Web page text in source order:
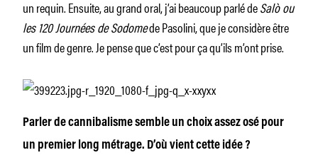
un requin. Ensuite, au grand oral, j’ai beaucoup parlé deSalò ou
les 120 Journées de Sodomede Pasolini, que je considère être
un film de genre. Je pense que c’est pour ça qu’ils m’ont prise.
Parler de cannibalisme semble un choix assez osé pour
un premier long métrage. D’où vient cette idée ?